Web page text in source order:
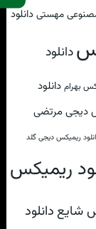
مهستیدانلود
دانلود
بهرام دانلود
دیجی مرتضی
ریمیکس دیجی گلد
ریمیکس
شایع دانلود